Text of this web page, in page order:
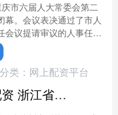
市六届人大常委会第二
幕。会议表决通过了市人
会议提请审议的人事任免
谭权、吴树林为重庆市
。 谭权....
分类： 网上配资平台
寻钱网配资 浙江省杭州市举办2026年春耕备耕农业科技下乡现场服务活动